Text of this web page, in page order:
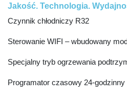
Jakość. Technologia.
Czynnik chłodniczy R32
Sterowanie WIFI – wbudowany
Specjalny tryb ogrzewania
Programator czasowy 24-godzinny